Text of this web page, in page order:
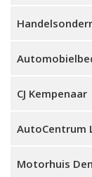
CJ Kempenaar
AutoCentrum
Motorhuis